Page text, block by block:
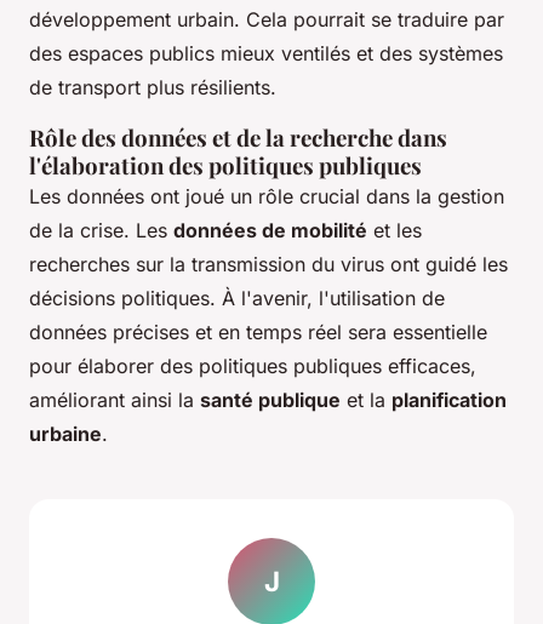
développement urbain. Cela pourrait se traduire par
des espaces publics mieux ventilés et des systèmes
de transport plus résilients.
Rôle des données et de la recherche dans
l'élaboration des politiques publiques
Les données ont joué un rôle crucial dans la gestion
de la crise. Les données de mobilité et les
recherches sur la transmission du virus ont guidé les
décisions politiques. À l'avenir, l'utilisation de
données précises et en temps réel sera essentielle
pour élaborer des politiques publiques efficaces,
améliorant ainsi la santé publique et la planification
urbaine.
J